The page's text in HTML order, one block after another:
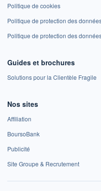
Politique de cookies
Politique de protection des
Politique de protection des
Guides et brochures
Solutions pour la Clientèle Fragile
Nos sites
Affiliation
BoursoBank
Publicité
Site Groupe & Recrutement